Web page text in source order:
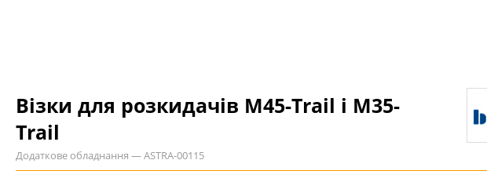
Візки для розкидачів M45-Trail і M35-
Trail
Додаткове обладнання — ASTRA-00115